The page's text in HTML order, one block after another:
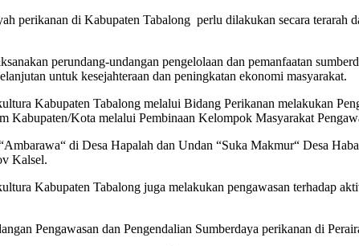
perikanan di Kabupaten Tabalong perlu dilakukan secara terarah
perundang-undangan pengelolaan dan pemanfaatan
untuk kesejahteraan dan peningkatan ekonomi masyarakat.
Kabupaten Tabalong melalui Bidang Perikanan melakukan
Kabupaten/Kota melalui Pembinaan Kelompok Masyarakat
di Desa Hapalah dan Undan “Suka Makmur“ Desa
Kalsel.
Kabupaten Tabalong juga melakukan pengawasan terhadap
Pengawasan dan Pengendalian Sumberdaya perikanan di